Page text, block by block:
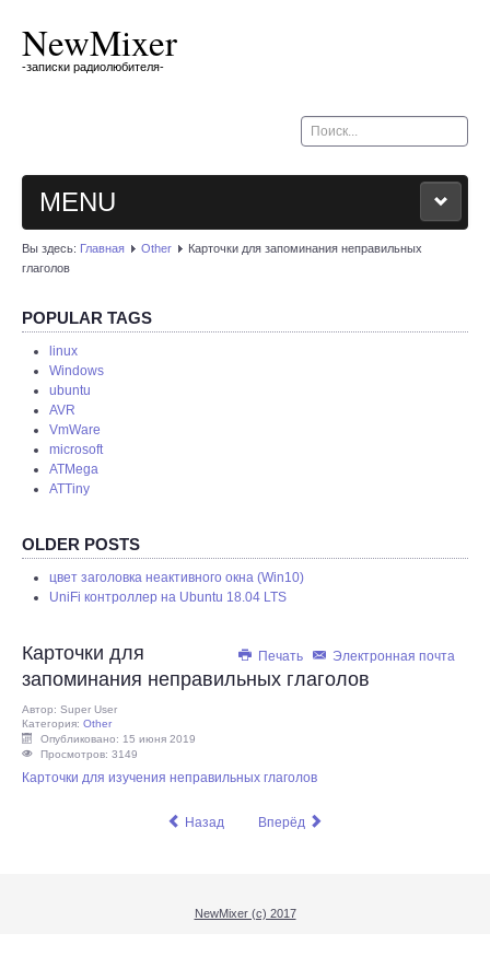
NewMixer
-записки радиолюбителя-
Искать...
MENU
BLOG
MY CAR
OTHER
ABOUT
REMOTE
Вы здесь: Главная Other
Карточки для запоминания неправильных
глаголов
POPULAR TAGS
linux
Windows
ubuntu
AVR
VmWare
microsoft
ATMega
ATTiny
OLDER POSTS
цвет заголовка неактивного окна (Win10)
UniFi контроллер на Ubuntu 18.04 LTS
Печать Электронная почта
Карточки для
запоминания неправильных глаголов
Автор: Super User
Категория: Other
Опубликовано: 15 июня 2019
Просмотров: 3149
Карточки для изучения неправильных глаголов
Назад Вперёд
NewMixer (c) 2017